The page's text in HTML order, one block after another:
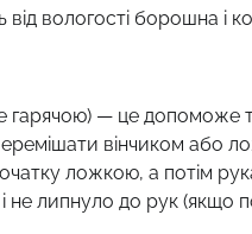
вологості борошна і
— це допоможе
вінчиком або
ложкою, а потім
не липнуло до рук